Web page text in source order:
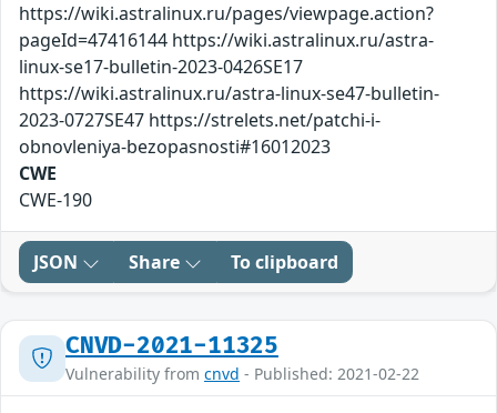
https://wiki.astralinux.ru/pages/viewpage.action?
pageId=47416144 https://wiki.astralinux.ru/astra-
linux-se17-bulletin-2023-0426SE17
https://wiki.astralinux.ru/astra-linux-se47-bulletin-
2023-0727SE47 https://strelets.net/patchi-i-
obnovleniya-bezopasnosti#16012023
CWE
CWE-190
JSON Share To clipboard
CNVD-2021-11325
Vulnerability from cnvd - Published: 2021-02-22